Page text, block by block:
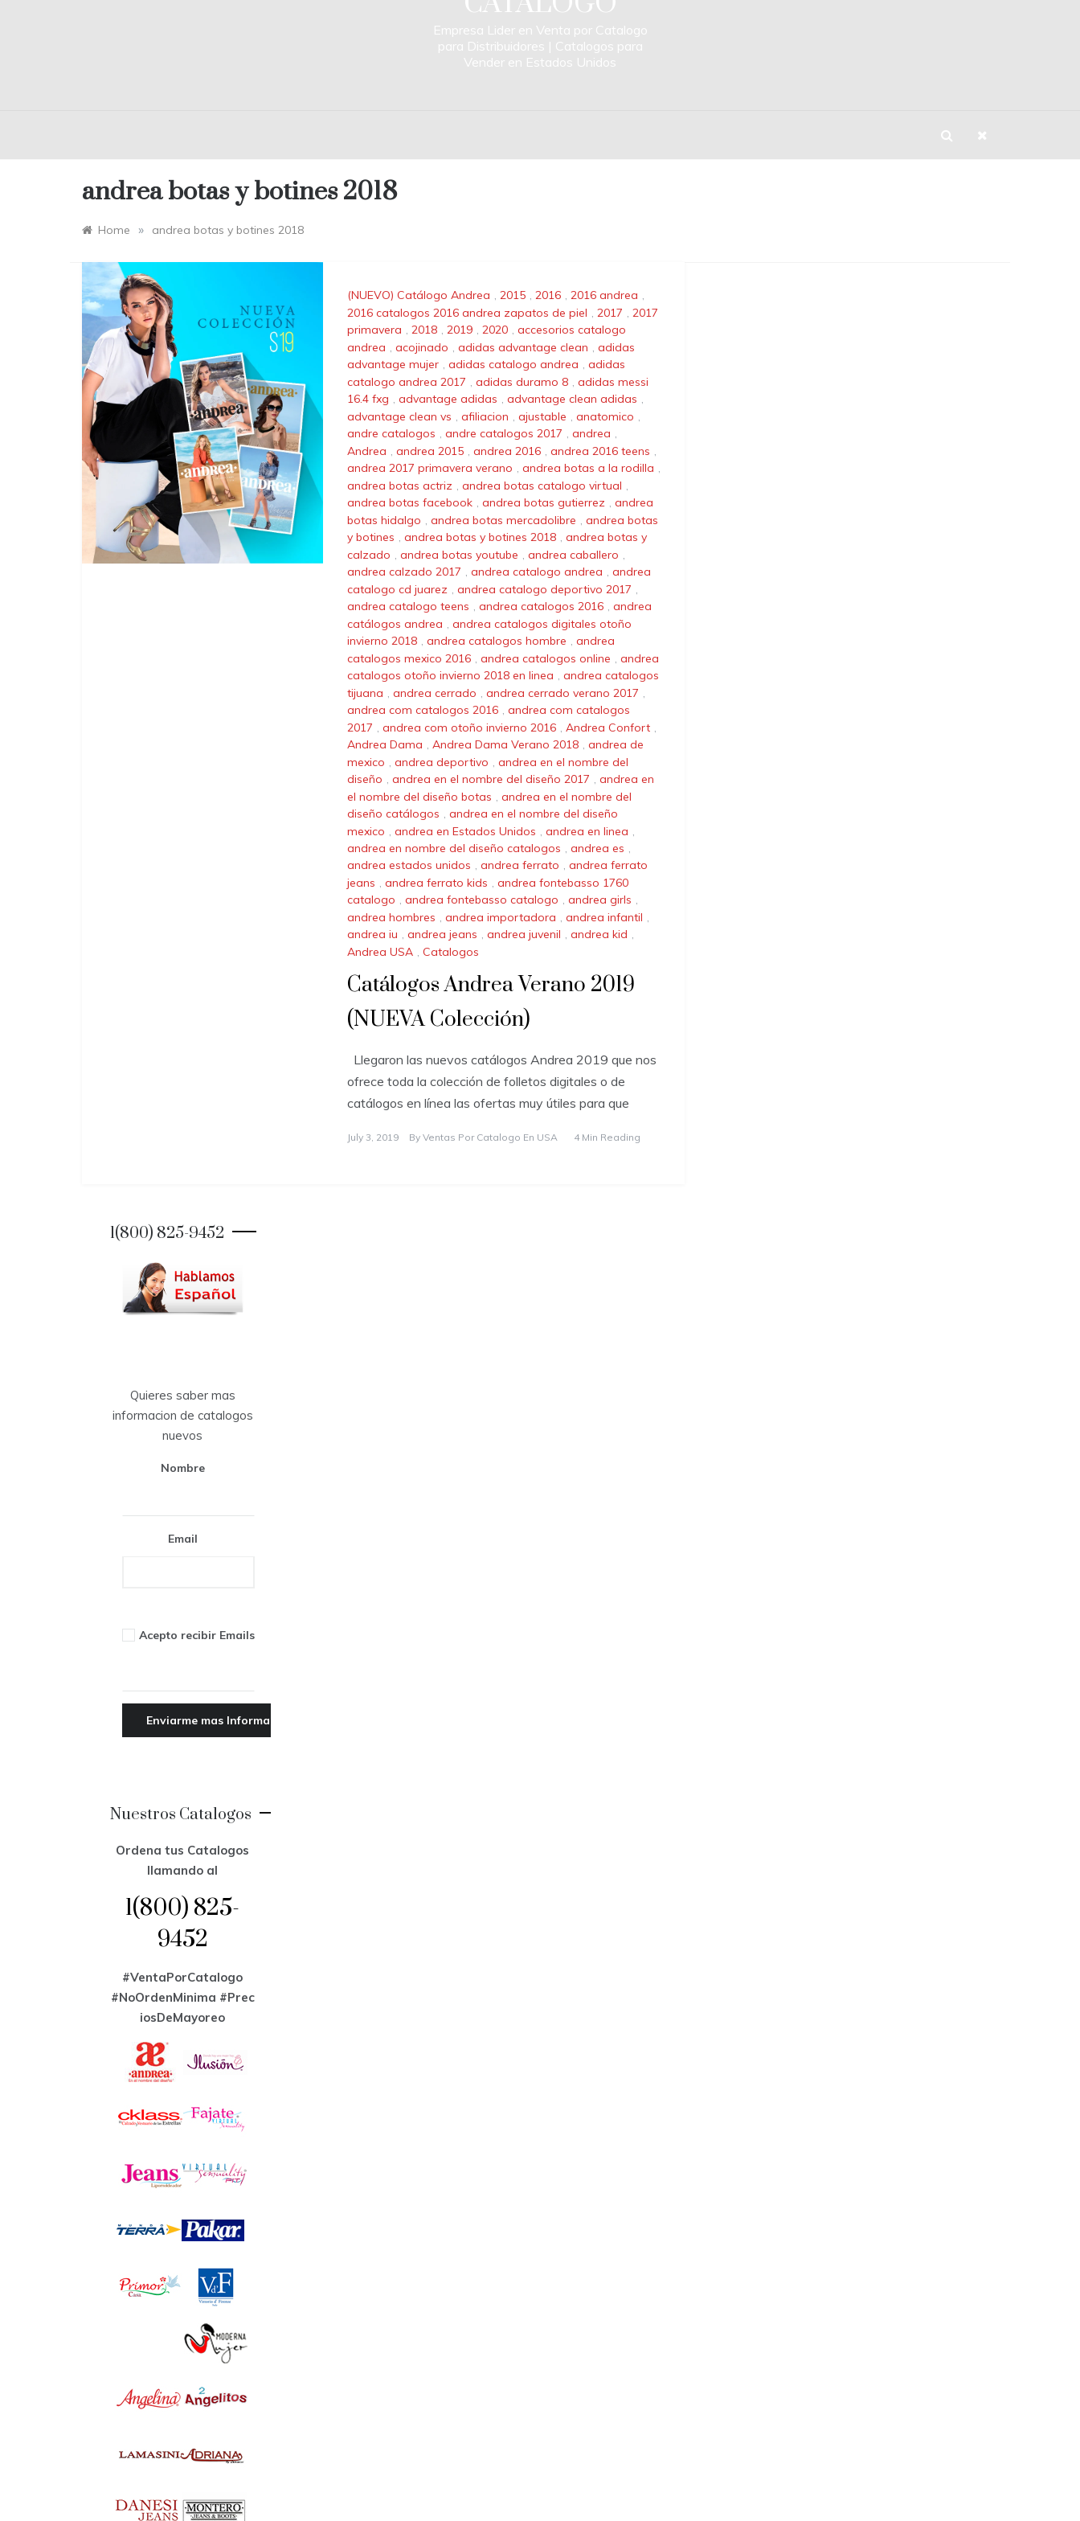
Empresa Lider en Venta por Catalogo
para Distribuidores | Catalogos para
Vender en Estados Unidos
andrea botas y botines 2018
Home » andrea botas y botines 2018
(NUEVO) Catálogo Andrea , 2015 , 2016 , 2016 andrea ,
2016 catalogos 2016 andrea zapatos de piel , 2017 , 2017
primavera , 2018 , 2019 , 2020 , accesorios catalogo
andrea , acojinado , adidas advantage clean , adidas
advantage mujer , adidas catalogo andrea , adidas
catalogo andrea 2017 , adidas duramo 8 , adidas messi
16.4 fxg , advantage adidas , advantage clean adidas ,
advantage clean vs , afiliacion , ajustable , anatomico ,
andre catalogos , andre catalogos 2017 , andrea ,
Andrea , andrea 2015 , andrea 2016 , andrea 2016 teens ,
andrea 2017 primavera verano , andrea botas a la rodilla ,
andrea botas actriz , andrea botas catalogo virtual ,
andrea botas facebook , andrea botas gutierrez , andrea
botas hidalgo , andrea botas mercadolibre , andrea botas
y botines , andrea botas y botines 2018 , andrea botas y
calzado , andrea botas youtube , andrea caballero ,
andrea calzado 2017 , andrea catalogo andrea , andrea
catalogo cd juarez , andrea catalogo deportivo 2017 ,
andrea catalogo teens , andrea catalogos 2016 , andrea
catálogos andrea , andrea catalogos digitales otoño
invierno 2018 , andrea catalogos hombre , andrea
catalogos mexico 2016 , andrea catalogos online , andrea
catalogos otoño invierno 2018 en linea , andrea catalogos
tijuana , andrea cerrado , andrea cerrado verano 2017 ,
andrea com catalogos 2016 , andrea com catalogos
2017
andrea com otoño invierno 2016 Andrea Confort
Andrea Dama , Andrea Dama Verano 2018 , andrea de
mexico
andrea deportivo
andrea en el nombre del
diseño , andrea en el nombre del diseño 2017 , andrea en
el nombre del diseño botas
andrea en el nombre del
diseño catálogos , andrea en el nombre del diseño
mexico
andrea en Estados Unidos andrea en linea
andrea en nombre del diseño catalogos , andrea es ,
andrea estados unidos , andrea ferrato , andrea ferrato
jeans , andrea ferrato kids , andrea fontebasso 1760
catalogo , andrea fontebasso catalogo , andrea girls ,
andrea hombres , andrea importadora , andrea infantil ,
andrea iu , andrea jeans , andrea juvenil , andrea kid ,
Andrea USA , Catalogos
Catálogos Andrea Verano 2019
(NUEVA Colección)
Llegaron las nuevos catálogos Andrea 2019 que nos
ofrece toda la colección de folletos digitales o de
catálogos en línea las ofertas muy útiles para que
July 3, 2019 By Ventas Por Catalogo En USA 4 Min Reading
1(800) 825-9452
Quieres saber mas
informacion de catalogos
nuevos
Nombre
Email
Acepto recibir Emails
Nuestros Catalogos
Ordena tus Catalogos
llamando al
1(800) 825-
9452
#VentaPorCatalogo
#NoOrdenMinima #Prec
iosDeMayoreo